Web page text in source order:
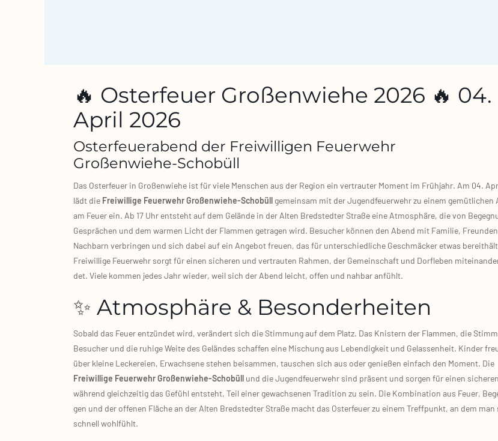
🔥 Osterfeuer Großenwiehe 2026 🔥 04.
April 2026
Osterfeuerabend der Freiwilligen Feuerwehr
Großenwiehe‑Schobüll
Das Oster­feu­er in Gro­ßen­wie­he ist für vie­le Men­schen aus der Regi­on ein ver­trau­ter Moment im Früh­jahr. Am 04.
lädt die Frei­wil­li­ge Feu­er­wehr Großenwiehe‑Schobüll gemein­sam mit der Jugend­feu­er­wehr zu einem gemüt­li­chen
am Feu­er ein. Ab 17 Uhr ent­steht auf dem Gelän­de in der Alten Bred­sted­ter Stra­ße eine Atmo­sphä­re, die von
Gesprä­chen und dem war­men Licht der Flam­men getra­gen wird. Besu­cher kön­nen den Abend mit Fami­lie,
Nach­barn ver­brin­gen und sich dabei auf ein Ange­bot freu­en, das für unter­schied­li­che Geschmä­cker etwas
Frei­wil­li­ge Feu­er­wehr sorgt für einen siche­ren und ver­trau­ten Rah­men, der Gemein­schaft und Dorf­le­ben
det. Vie­le kom­men jedes Jahr wie­der, weil sich der Abend leicht, offen und nah­bar anfühlt.
✨ Atmosphäre & Besonderheiten
Sobald das Feu­er ent­zün­det wird, ver­än­dert sich die Stim­mung auf dem Platz. Das Knis­tern der Flam­men, die
Besu­cher und die ruhi­ge Wei­te des Gelän­des schaf­fen eine Mischung aus Leben­dig­keit und Gelas­sen­heit. Kin­der
über klei­ne Lecke­rei­en, Erwach­se­ne ste­hen bei­sam­men, tau­schen sich aus oder genie­ßen ein­fach den Moment. Die
Frei­wil­li­ge Feu­er­wehr Großenwiehe‑Schobüll und die Jugend­feu­er­wehr sind prä­sent und sor­gen für einen
wäh­rend gleich­zei­tig das Gefühl ent­steht, Teil einer gewach­se­nen Tra­di­ti­on zu sein. Die Kom­bi­na­ti­on aus Feu­er,
gen und der offe­nen Flä­che an der Alten Bred­sted­ter Stra­ße macht das Oster­feu­er zu einem Treff­punkt, an dem man
schnell wohl­fühlt.